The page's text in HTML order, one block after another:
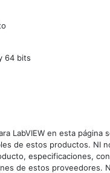
64 bits
LabVIEW en esta
de estos productos. NI
especificaciones,
de estos proveedores.